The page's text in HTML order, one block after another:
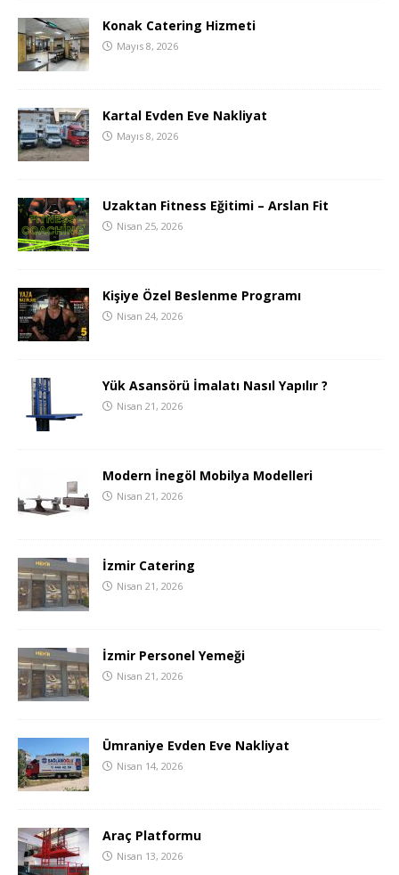
Konak Catering Hizmeti
Mayıs 8, 2026
Kartal Evden Eve Nakliyat
Mayıs 8, 2026
Uzaktan Fitness Eğitimi – Arslan Fit
Nisan 25, 2026
Kişiye Özel Beslenme Programı
Nisan 24, 2026
Yük Asansörü İmalatı Nasıl Yapılır ?
Nisan 21, 2026
Modern İnegöl Mobilya Modelleri
Nisan 21, 2026
İzmir Catering
Nisan 21, 2026
İzmir Personel Yemeği
Nisan 21, 2026
Ümraniye Evden Eve Nakliyat
Nisan 14, 2026
Araç Platformu
Nisan 13, 2026